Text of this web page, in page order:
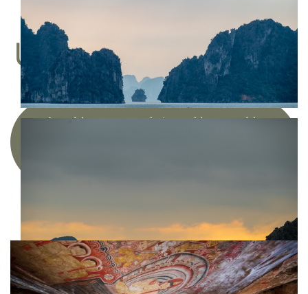
ACHETER
UN TIRAGE D'ART
Acquérir une œuvre photographique en série